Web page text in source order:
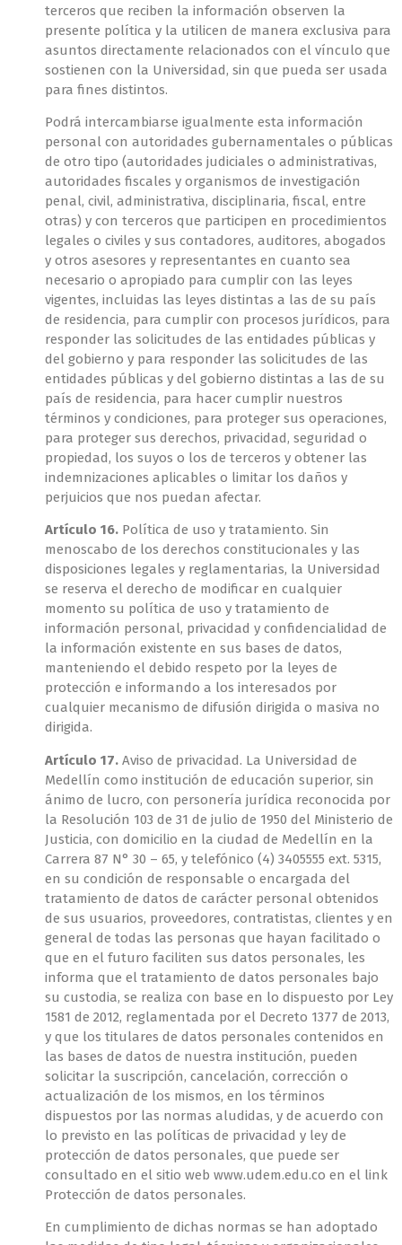
terceros que reciben la información observen la
presente política y la utilicen de manera exclusiva para
asuntos directamente relacionados con el vínculo que
sostienen con la Universidad, sin que pueda ser usada
para fines distintos.
Podrá intercambiarse igualmente esta información
personal con autoridades gubernamentales o públicas
de otro tipo (autoridades judiciales o administrativas,
autoridades fiscales y organismos de investigación
penal, civil, administrativa, disciplinaria, fiscal, entre
otras) y con terceros que participen en procedimientos
legales o civiles y sus contadores, auditores, abogados
y otros asesores y representantes en cuanto sea
necesario o apropiado para cumplir con las leyes
vigentes, incluidas las leyes distintas a las de su país
de residencia, para cumplir con procesos jurídicos, para
responder las solicitudes de las entidades públicas y
del gobierno y para responder las solicitudes de las
entidades públicas y del gobierno distintas a las de su
país de residencia, para hacer cumplir nuestros
términos y condiciones, para proteger sus operaciones,
para proteger sus derechos, privacidad, seguridad o
propiedad, los suyos o los de terceros y obtener las
indemnizaciones aplicables o limitar los daños y
perjuicios que nos puedan afectar.
Artículo 16. Política de uso y tratamiento. Sin
menoscabo de los derechos constitucionales y las
disposiciones legales y reglamentarias, la Universidad
se reserva el derecho de modificar en cualquier
momento su política de uso y tratamiento de
información personal, privacidad y confidencialidad de
la información existente en sus bases de datos,
manteniendo el debido respeto por la leyes de
protección e informando a los interesados por
cualquier mecanismo de difusión dirigida o masiva no
dirigida.
Artículo 17. Aviso de privacidad. La Universidad de
Medellín como institución de educación superior, sin
ánimo de lucro, con personería jurídica reconocida por
la Resolución 103 de 31 de julio de 1950 del Ministerio de
Justicia, con domicilio en la ciudad de Medellín en la
Carrera 87 N° 30 – 65, y telefónico (4) 3405555 ext. 5315,
en su condición de responsable o encargada del
tratamiento de datos de carácter personal obtenidos
de sus usuarios, proveedores, contratistas, clientes y en
general de todas las personas que hayan facilitado o
que en el futuro faciliten sus datos personales, les
informa que el tratamiento de datos personales bajo
su custodia, se realiza con base en lo dispuesto por Ley
1581 de 2012, reglamentada por el Decreto 1377 de 2013,
y que los titulares de datos personales contenidos en
las bases de datos de nuestra institución, pueden
solicitar la suscripción, cancelación, corrección o
actualización de los mismos, en los términos
dispuestos por las normas aludidas, y de acuerdo con
lo previsto en las políticas de privacidad y ley de
protección de datos personales, que puede ser
consultado en el sitio web www.udem.edu.co en el link
Protección de datos personales.
En cumplimiento de dichas normas se han adoptado